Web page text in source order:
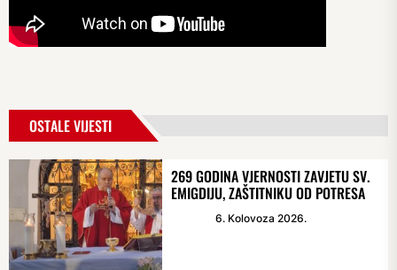
OSTALE VIJESTI
269 GODINA VJERNOSTI ZAVJETU SV.
EMIGDIJU, ZAŠTITNIKU OD POTRESA
6. Kolovoza 2026.